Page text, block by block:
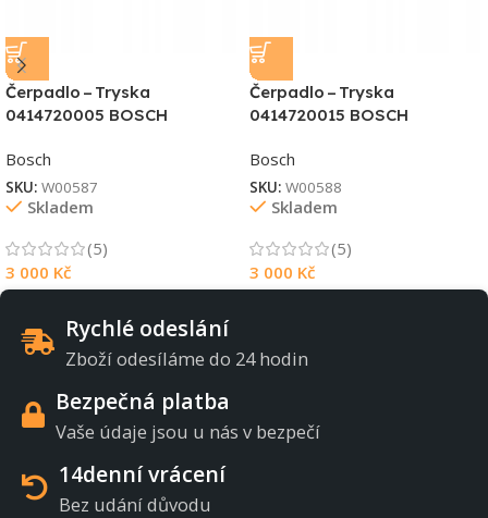
Čerpadlo – Tryska
0414720005 BOSCH
Bosch
SKU: W00587
Skladem
(5)
3 000 Kč
Čerpadlo – Tryska
0414720015 BOSCH
Bosch
SKU: W00588
Skladem
(5)
3 000 Kč
Rychlé odeslání
Zboží odesíláme do 24 hodin
Bezpečná platba
Vaše údaje jsou u nás v bezpečí
14denní vrácení
Bez udání důvodu